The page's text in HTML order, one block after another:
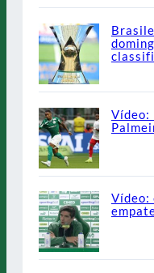
Vídeo:
Vídeo: